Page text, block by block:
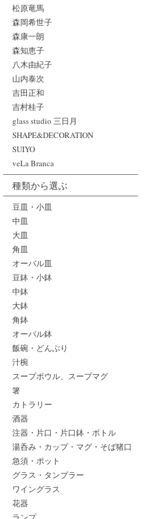
松原竜馬
森岡希世子
森康一朗
森知恵子
八木由紀子
山内泰次
吉田正和
吉村桂子
glass studio 三日月
SHAPE&DECORATION
SUIYO
veLa Branca
種類から選ぶ
豆皿・小皿
中皿
大皿
角皿
オーバル皿
豆鉢・小鉢
中鉢
大鉢
角鉢
オーバル鉢
飯碗・どんぶり
汁椀
スープボウル、スープマグ
箸
カトラリー
酒器
注器・片口・片口鉢・ボトル
湯呑み・カップ・マグ・そば猪口
急須・ポット
グラス・タンブラー
ワイングラス
花器